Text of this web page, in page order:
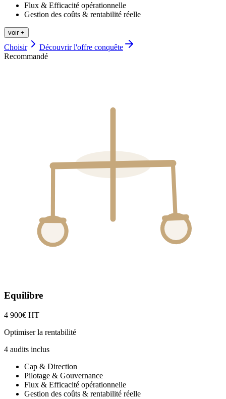
Flux & Efficacité opérationnelle
Gestion des coûts & rentabilité réelle
voir +
Choisir Découvrir l'offre conquête
Recommandé
Equilibre
4 900€ HT
Optimiser la rentabilité
4 audits inclus
Cap & Direction
Pilotage & Gouvernance
Flux & Efficacité opérationnelle
Gestion des coûts & rentabilité réelle